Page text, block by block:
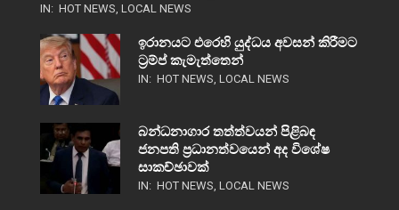
IN: HOT NEWS, LOCAL NEWS
ඉරානයට එරෙහි යුද්ධය අවසන් කිරීමට
ට්‍රම්ප් කැමැත්තෙන්
IN: HOT NEWS, LOCAL NEWS
බන්ධනාගාර තත්ත්වයන් පිළිබඳ
ජනපති ප්‍රධානත්වයෙන් අද විශේෂ
සාකච්ඡාවක්
IN: HOT NEWS, LOCAL NEWS